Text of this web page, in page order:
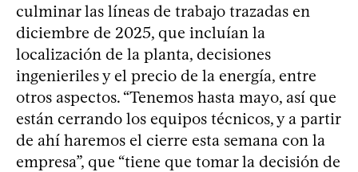
culminar las líneas de trabajo trazadas en
diciembre de 2025, que incluían la
localización de la planta, decisiones
ingenieriles y el precio de la energía, entre
otros aspectos. “Tenemos hasta mayo, así que
están cerrando los equipos técnicos, y a partir
de ahí haremos el cierre esta semana con la
empresa”, que “tiene que tomar la decisión de